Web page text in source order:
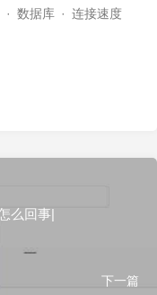
· 数据库 · 连接速度
么回事|
下一篇